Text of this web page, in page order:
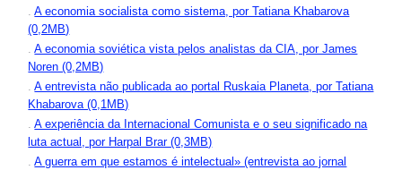
.A economia socialista como sistema, por Tatiana Khabarova
(0,2MB)
.A economia soviética vista pelos analistas da CIA, por James
Noren (0,2MB)
.A entrevista não publicada ao portal Ruskaia Planeta, por Tatiana
Khabarova (0,1MB)
.A experiência da Internacional Comunista e o seu significado na
luta actual, por Harpal Brar (0,3MB)
.A guerra em que estamos é intelectual» (entrevista ao jornal